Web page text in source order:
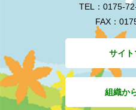
TEL：0175-
FAX：
サイ
組織か